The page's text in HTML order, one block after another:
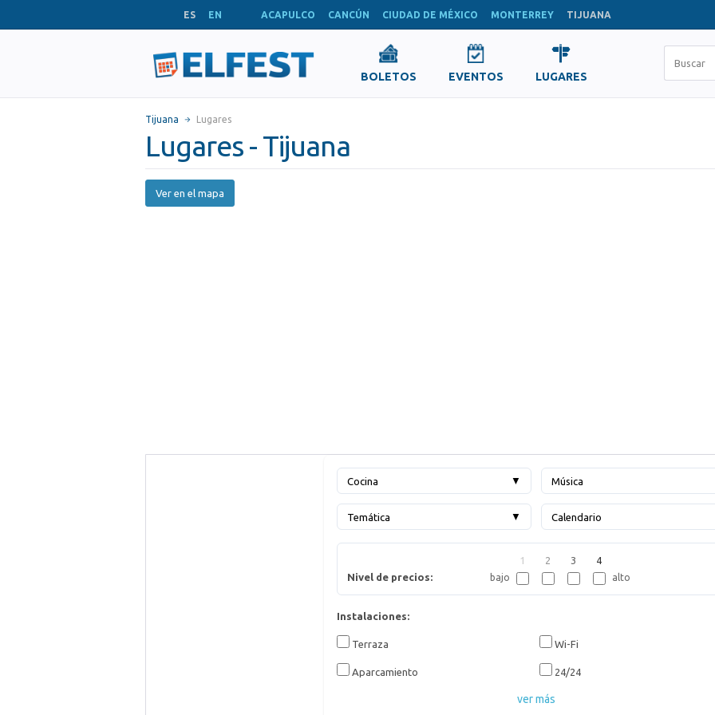
ES EN ACAPULCO CANCÚN CIUDAD DE MÉXICO MONTERREY TIJUANA
BOLETOS EVENTOS LUGARES
Tijuana Lugares
Lugares - Tijuana
Ver en el mapa
Cocina ▼ Música
Temática ▼ Calendario
Nivel de precios: bajo
1 2 3 4
alto
Instalaciones:
Terraza Wi-Fi
Aparcamiento 24/24
ver más